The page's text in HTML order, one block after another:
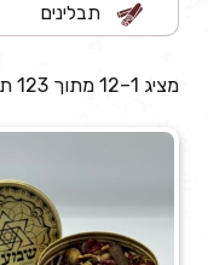
תבלינים
מציג 1–12 מתוך 123 תוצאות